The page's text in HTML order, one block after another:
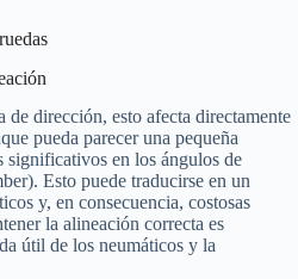
dirección, esto afecta directamente
pueda parecer una pequeña
significativos en los ángulos de
Esto puede traducirse en un
y, en consecuencia, costosas
la alineación correcta es
útil de los neumáticos y la